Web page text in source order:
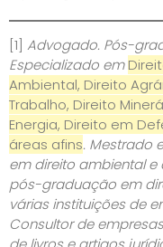
[1] Advogado. Pós-
Especializado em
Ambiental, Direito
Trabalho, Direito
Energia, Direito em
áreas afins. Mestrado
em direito ambiental e
pós-graduação em
várias instituições de
Consultor de